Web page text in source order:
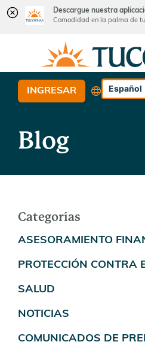
Descargue nuestra
Comodidad en la palma de
contenido
inicio
sesión
banca
web
a
Español
INGRESAR
Blog
Categorías
ASESORAMIENTO
PROTECCIÓN CONTRA
SALUD
NOTICIAS
COMUNICADOS DE